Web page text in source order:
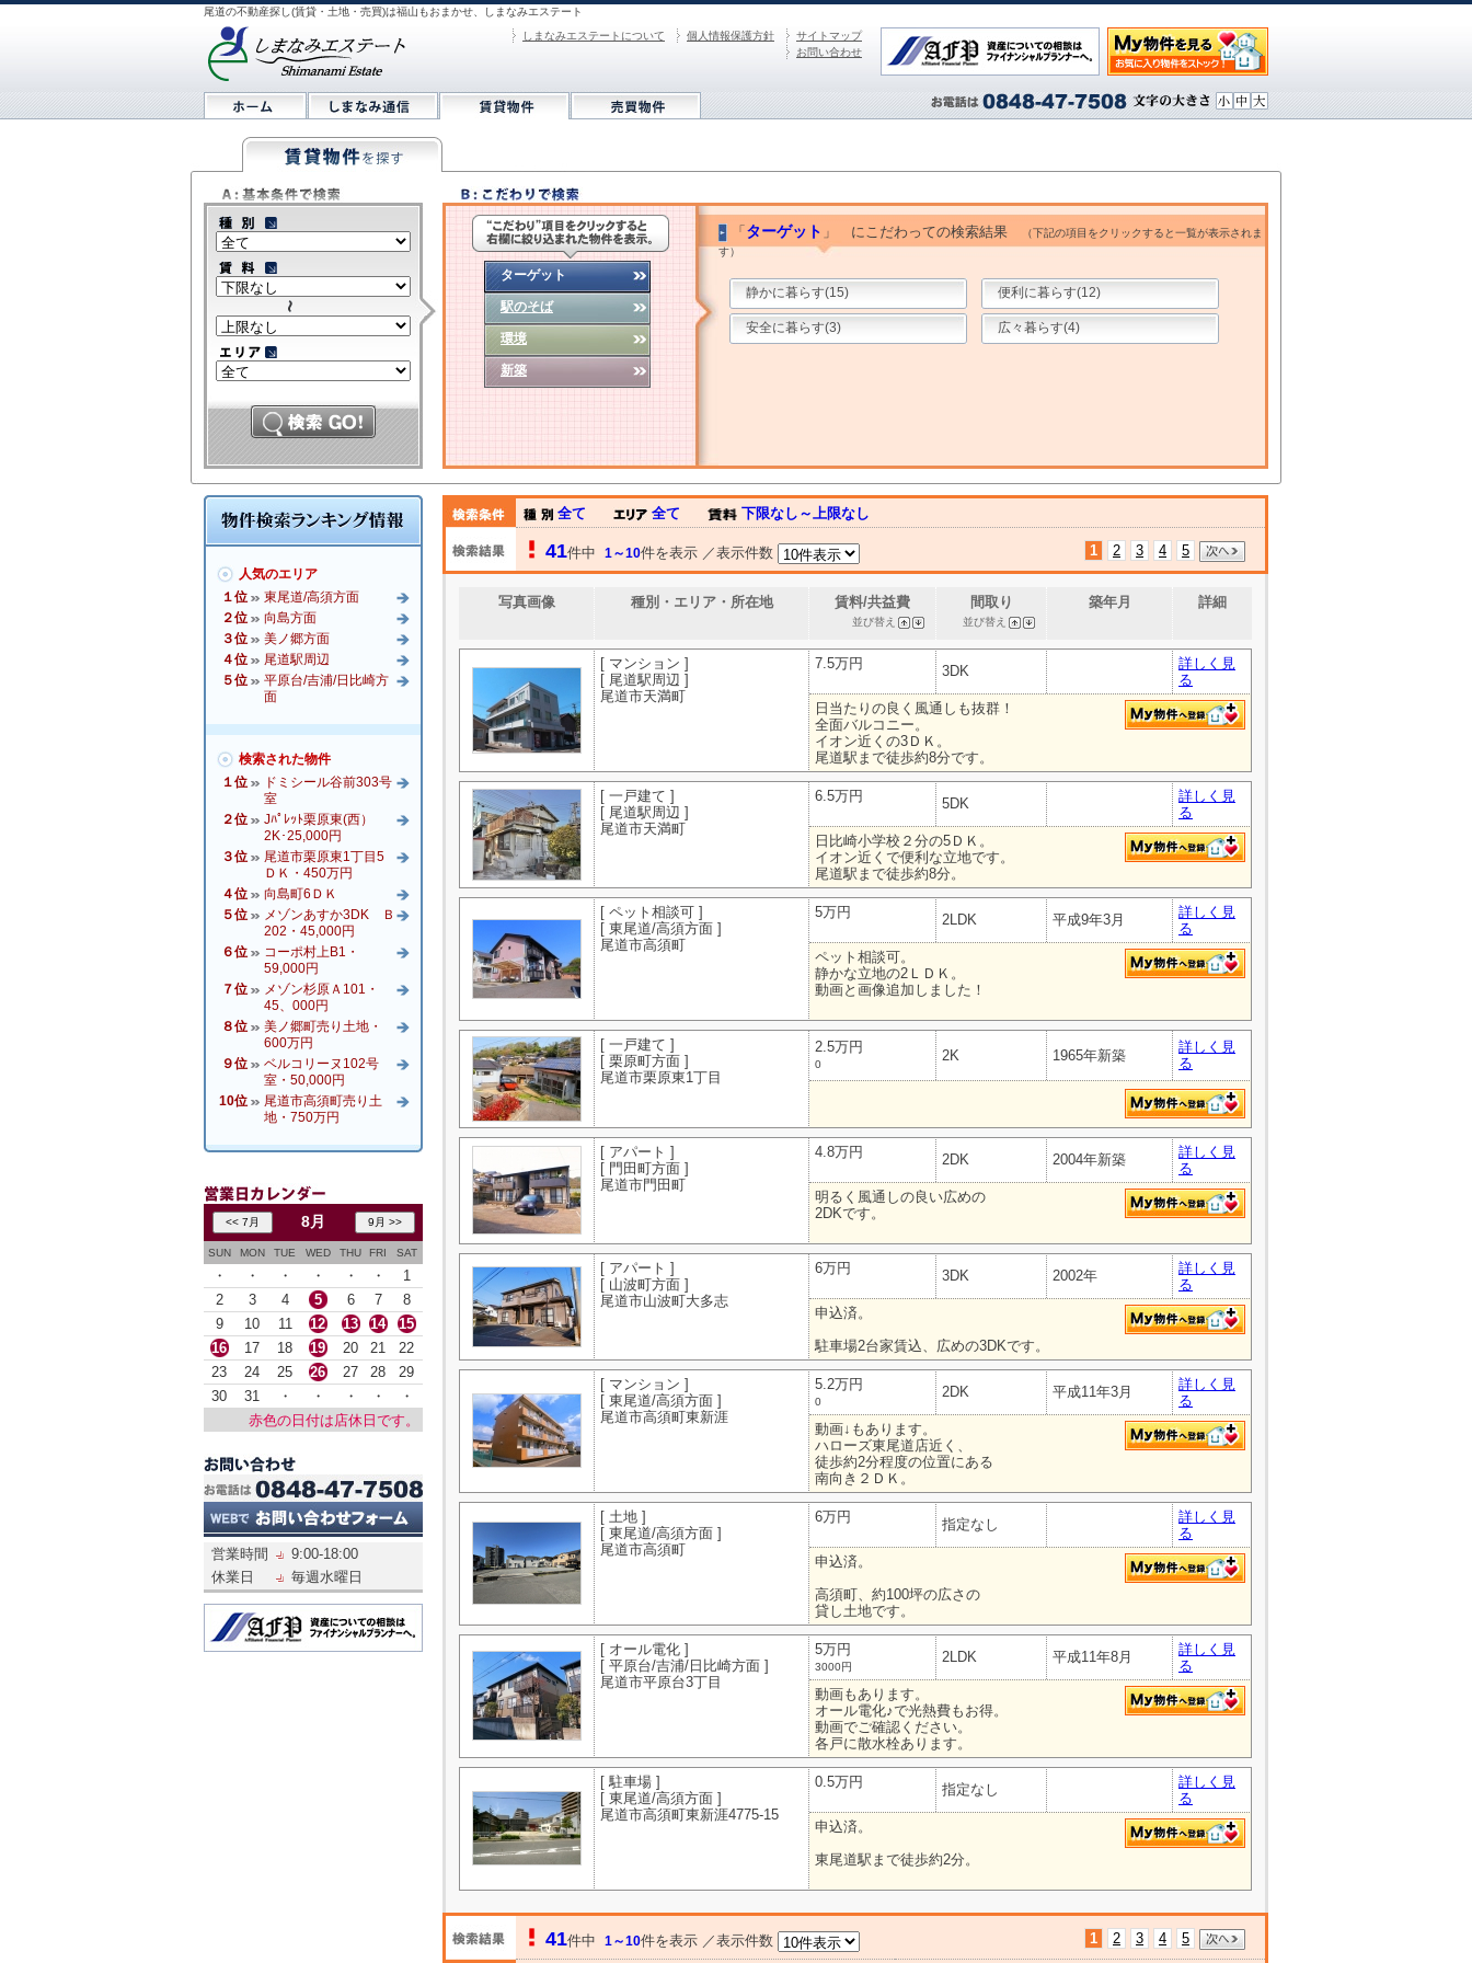
尾道の不動産探し(賃貸・土地・売買)は福山もおまかせ、しまなみエステート
サイトマップ
個人情報保護方針
しまなみエステートについて
お問い合わせ
ターゲット
駅のそば
環境
新築
「 ターゲット 」 にこだわっての検索結果
（下記の項目をクリックすると一覧が表示されま
す）
静かに暮らす(15) 便利に暮らす(12)
安全に暮らす(3) 広々暮らす(4)
全て 全て 下限なし～上限なし
1 2 3 4 5
41件中 1～10件を表示 ／表示件数
写真画像 種別・エリア・所在地 賃料/共益費
並び替え
間取り
並び替え
築年月 詳細
[ マンション ]
[ 尾道駅周辺 ]
尾道市天満町
7.5万円 3DK
詳しく見
る
日当たりの良く風通しも抜群！
全面バルコニー。
イオン近くの3ＤＫ。
尾道駅まで徒歩約8分です。
[ 一戸建て ]
[ 尾道駅周辺 ]
尾道市天満町
6.5万円 5DK
詳しく見
る
日比崎小学校２分の5ＤＫ。
イオン近くで便利な立地です。
尾道駅まで徒歩約8分。
[ ペット相談可 ]
[ 東尾道/高須方面 ]
尾道市高須町
5万円 2LDK 平成9年3月
詳しく見
る
ペット相談可。
静かな立地の2ＬＤＫ。
動画と画像追加しました！
[ 一戸建て ]
[ 栗原町方面 ]
尾道市栗原東1丁目
2.5万円
0
2K 1965年新築
詳しく見
る
[ アパート ]
[ 門田町方面 ]
尾道市門田町
4.8万円 2DK 2004年新築
詳しく見
る
明るく風通しの良い広めの
2DKです。
[ アパート ]
[ 山波町方面 ]
尾道市山波町大多志
6万円 3DK 2002年
詳しく見
る
申込済。
駐車場2台家賃込、広めの3DKです。
[ マンション ]
[ 東尾道/高須方面 ]
尾道市高須町東新涯
5.2万円
0
2DK 平成11年3月
詳しく見
る
動画↓もあります。
ハローズ東尾道店近く、
徒歩約2分程度の位置にある
南向き２ＤＫ。
[ 土地 ]
[ 東尾道/高須方面 ]
尾道市高須町
6万円 指定なし
詳しく見
る
申込済。
高須町、約100坪の広さの
貸し土地です。
[ オール電化 ]
[ 平原台/吉浦/日比崎方面 ]
尾道市平原台3丁目
5万円
3000円
2LDK 平成11年8月
詳しく見
る
動画もあります。
オール電化♪で光熱費もお得。
動画でご確認ください。
各戸に散水栓あります。
[ 駐車場 ]
[ 東尾道/高須方面 ]
尾道市高須町東新涯4775-15
0.5万円 指定なし
詳しく見
る
申込済。
東尾道駅まで徒歩約2分。
1 2 3 4 5
41件中 1～10件を表示 ／表示件数
人気のエリア
１位
東尾道/高須方面
２位
向島方面
３位
美ノ郷方面
４位
尾道駅周辺
５位
平原台/吉浦/日比崎方
面
検索された物件
１位
ドミシール谷前303号
室
２位
Jﾊﾟﾚｯﾄ栗原東(西）
2K･25,000円
３位
尾道市栗原東1丁目5
ＤＫ・450万円
４位
向島町6ＤＫ
５位
メゾンあすか3DK Ｂ
202・45,000円
６位
コーポ村上B1・
59,000円
７位
メゾン杉原Ａ101・
45、000円
８位
美ノ郷町売り土地・
600万円
９位
ベルコリーヌ102号
室・50,000円
10位
尾道市高須町売り土
地・750万円
8月
SUN MON TUE WED THU FRI SAT
・ ・ ・ ・ ・ ・
1
2
3 4 5 6 7
8
9
10 11 12 13 14
15
16
17 18 19 20 21
22
23
24 25 26 27 28
29
30
31 ・ ・ ・ ・
・
赤色の日付は店休日です。
営業時間
9:00-18:00
休業日
毎週水曜日